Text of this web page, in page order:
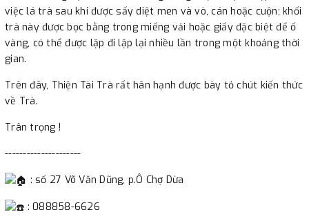
việc lá trà sau khi được sấy diệt men và vò, cán hoặc cuộn; khối
trà này được bọc bằng trong miếng vải hoặc giấy đặc biệt để ố
vàng, có thể được lặp đi lặp lại nhiều lần trong một khoảng thời
gian.
Trên đây, Thiện Tài Trà rất hân hạnh được bày tỏ chút kiến thức
về Trà.
Trân trọng !
---------------------
: số 27 Võ Văn Dũng, p.Ô Chợ Dừa
: 088858-6626